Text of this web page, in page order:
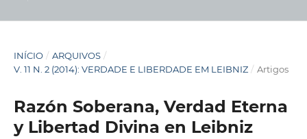
INÍCIO / ARQUIVOS /
V. 11 N. 2 (2014): VERDADE E LIBERDADE EM LEIBNIZ / Artigos
Razón Soberana, Verdad Eterna
y Libertad Divina en Leibniz